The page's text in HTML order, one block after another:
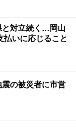
と対立続く…岡山
払いに応じること
の被災者に市営